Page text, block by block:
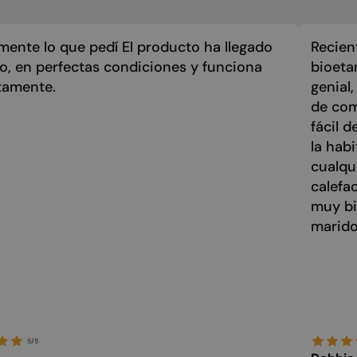
lo que pedí El producto ha llegado
en perfectas condiciones y funciona
5/5
de
fácil
la
muy